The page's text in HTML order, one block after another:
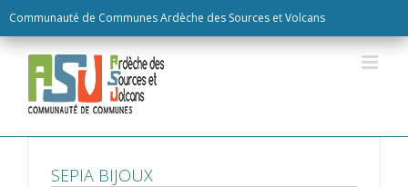
Communauté de Communes Ardèche des Sources et Volcans
to
content
SEPIA BIJOUX